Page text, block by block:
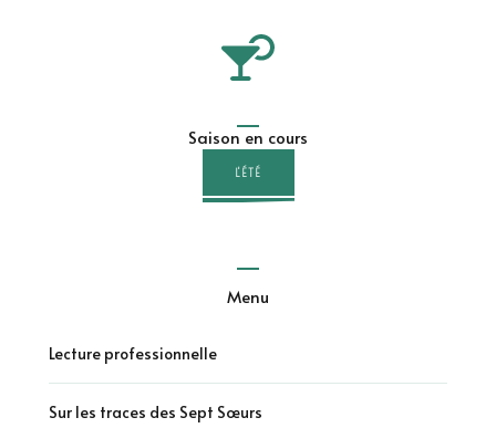
Saison en cours
L'ÉTÉ
Menu
Lecture professionnelle
Sur les traces des Sept Sœurs